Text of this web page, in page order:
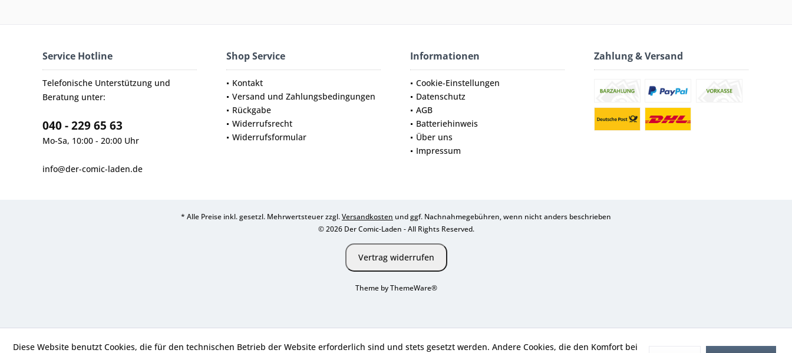
Service Hotline
Telefonische Unterstützung und
Beratung unter:
040 - 229 65 63
Mo-Sa, 10:00 - 20:00 Uhr
info@der-comic-laden.de
Shop Service
Kontakt
Versand und Zahlungsbedingungen
Rückgabe
Widerrufsrecht
Widerrufsformular
Informationen
Cookie-Einstellungen
Datenschutz
AGB
Batteriehinweis
Über uns
Impressum
Zahlung & Versand
* Alle Preise inkl. gesetzl. Mehrwertsteuer zzgl.Versandkosten und ggf. Nachnahmegebühren, wenn nicht anders beschrieben
© 2026 Der Comic-Laden - All Rights Reserved.
Vertrag widerrufen
Theme byThemeWare®
Diese Website benutzt Cookies, die für den technischen Betrieb der Website erforderlich sind und stets gesetzt werden. Andere Cookies, die den Komfort bei